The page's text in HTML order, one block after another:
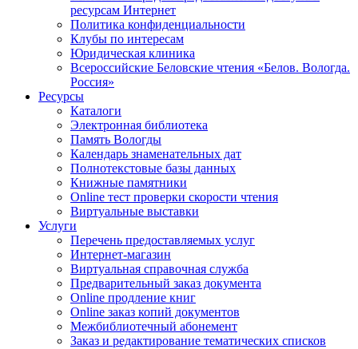
ресурсам Интернет
Политика конфиденциальности
Клубы по интересам
Юридическая клиника
Всероссийские Беловские чтения «Белов. Вологда.
Россия»
Ресурсы
Каталоги
Электронная библиотека
Память Вологды
Календарь знаменательных дат
Полнотекстовые базы данных
Книжные памятники
Online тест проверки скорости чтения
Виртуальные выставки
Услуги
Перечень предоставляемых услуг
Интернет-магазин
Виртуальная справочная служба
Предварительный заказ документа
Online продление книг
Online заказ копий документов
Межбиблиотечный абонемент
Заказ и редактирование тематических списков